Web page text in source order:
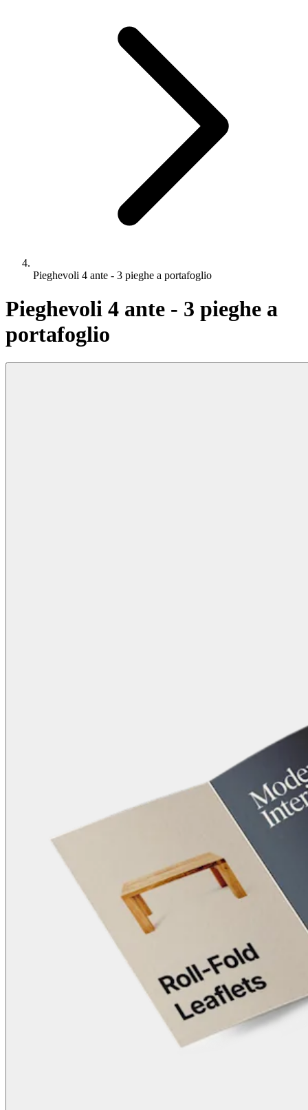
Pieghevoli 4 ante - 3 pieghe a portafoglio
Pieghevoli 4 ante - 3 pieghe a
portafoglio